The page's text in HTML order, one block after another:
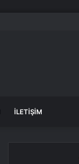
İLETIŞIM